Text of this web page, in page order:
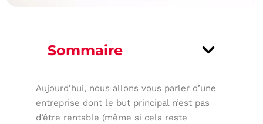
Sommaire
Aujourd’hui, nous allons vous parler d’une
entreprise dont le but principal n’est pas
d’être rentable (même si cela reste